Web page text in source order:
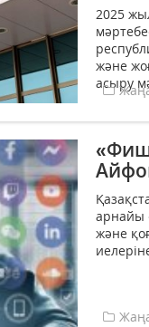
2025
және
асыру
арнайы
және